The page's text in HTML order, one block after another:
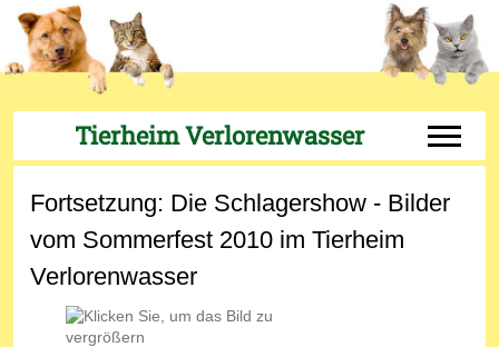
Tierheim Verlorenwasser Off-
Fortsetzung: Die Schlagershow - Bilder
vom Sommerfest 2010 im Tierheim
Verlorenwasser